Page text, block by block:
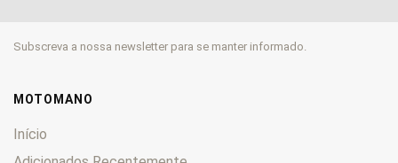
907 0
944 0
Subscreva a nossa newsletter para se manter informado.
MOTOMANO
Início